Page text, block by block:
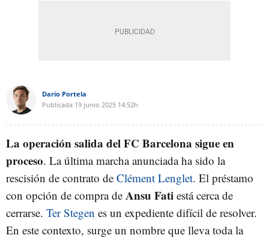
Dario Portela
Publicada 19 junio 2025 14:52h
La operación salida del FC Barcelona sigue en
proceso. La última marcha anunciada ha sido la
rescisión de contrato de Clément Lenglet. El préstamo
con opción de compra de Ansu Fati está cerca de
cerrarse. Ter Stegen es un expediente difícil de resolver.
En este contexto, surge un nombre que lleva toda la